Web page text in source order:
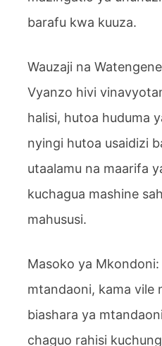
barafu kwa kuuza.
Wauzaji na
Vyanzo hivi
halisi, hutoa huduma
nyingi hutoa usaidizi
utaalamu na maarifa
kuchagua mashine
mahususi.
Masoko ya
mtandaoni, kama vile
biashara ya
chaguo rahisi